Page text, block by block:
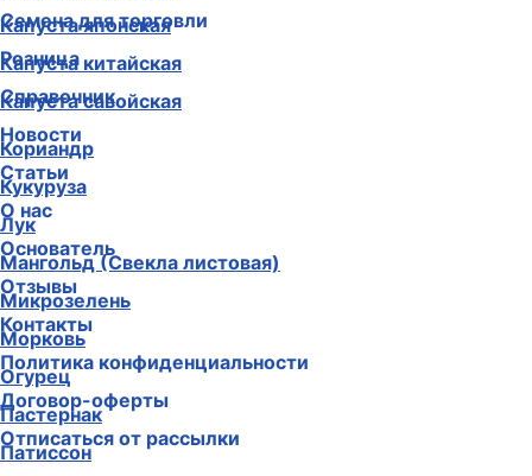
Капуста японская
Капуста китайская
Капуста савойская
Кориандр
Кукуруза
Лук
Мангольд (Свекла листовая)
Микрозелень
Морковь
Огурец
Пастернак
Патиссон
Семена для торговли
Розница
Справочник
Новости
Статьи
О нас
Основатель
Отзывы
Контакты
Политика конфиденциальности
Договор-оферты
Отписаться от рассылки